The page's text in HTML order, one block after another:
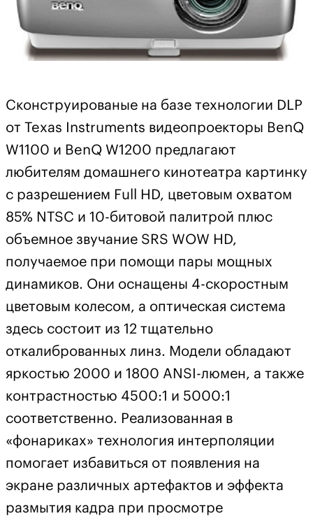
Сконструированые на базе технологии DLP
от Texas Instruments видеопроекторы BenQ
W1100 и BenQ W1200 предлагают
любителям домашнего кинотеатра картинку
с разрешением Full HD, цветовым охватом
85% NTSC и 10-битовой палитрой плюс
объемное звучание SRS WOW HD,
получаемое при помощи пары мощных
динамиков. Они оснащены 4-скоростным
цветовым колесом, а оптическая система
здесь состоит из 12 тщательно
откалиброванных линз. Модели обладают
яркостью 2000 и 1800 ANSI-люмен, а также
контрастностью 4500:1 и 5000:1
соответственно. Реализованная в
«фонариках» технология интерполяции
помогает избавиться от появления на
экране различных артефактов и эффекта
размытия кадра при просмотре